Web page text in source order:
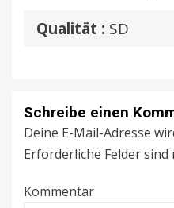
Qualität : SD
Schreibe einen
Deine E-Mail-Adresse
Erforderliche Felder sind
Kommentar